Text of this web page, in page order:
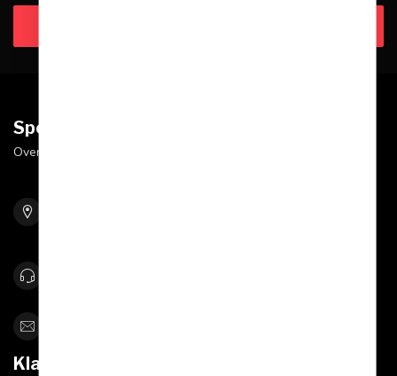
Sportskoen.nl
Over Sportskoen
Klantbeoordelingen